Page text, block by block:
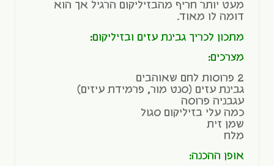
מעט יותר חריף מהבזיליקום הרגיל אך הוא
דומה לו מאוד.
מתכון לכריך גבינת עזים ובזיליקום:
מצרכים:
2 פרוסות לחם שאוהבים
גבינת עזים (סנט מור, פרמידת עיזים)
עגבניה פרוסה
כמה עלי בזיליקום סגול
שמן זית
מלח
אופן ההכנה: